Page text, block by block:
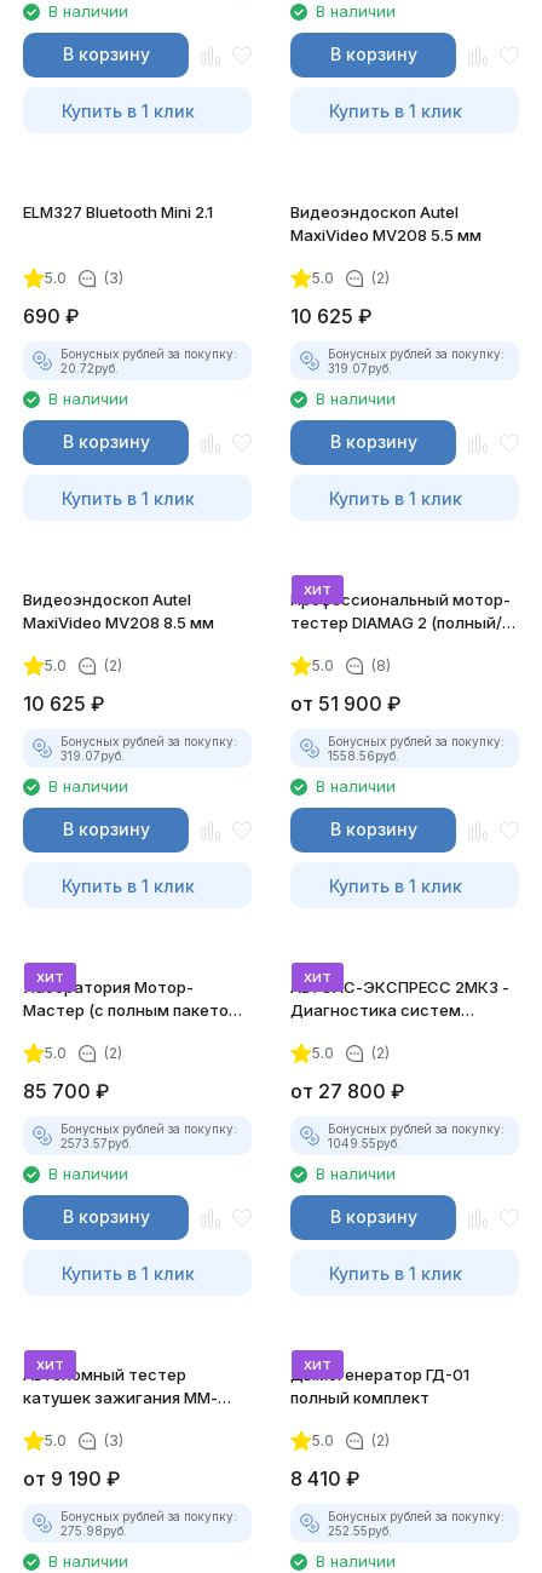
В наличии
В корзину
Купить в 1 клик
В наличии
В корзину
Купить в 1 клик
ELM327 Bluetooth Mini 2.1
5.0 (3)
690 ₽
Бонусных рублей за покупку:
20.72руб.
В наличии
В корзину
Купить в 1 клик
Видеоэндоскоп Autel
MaxiVideo MV208 5.5 мм
5.0 (2)
10 625 ₽
Бонусных рублей за покупку:
319.07руб.
В наличии
В корзину
Купить в 1 клик
Видеоэндоскоп Autel
MaxiVideo MV208 8.5 мм
5.0 (2)
10 625 ₽
Бонусных рублей за покупку:
319.07руб.
В наличии
В корзину
Купить в 1 клик
хит
Профессиональный мотор-
тестер DIAMAG 2 (полный/
5.0 (8)
от 51 900 ₽
Бонусных рублей за покупку:
1558.56руб.
В наличии
В корзину
Купить в 1 клик
хит
Лаборатория Мотор-
Мастер (с полным пакетом
5.0 (2)
85 700 ₽
Бонусных рублей за покупку:
2573.57руб.
В наличии
В корзину
Купить в 1 клик
хит
АВТОАС-ЭКСПРЕСС 2МК3 -
Диагностика систем
5.0 (2)
от 27 800 ₽
Бонусных рублей за покупку:
1049.55руб.
В наличии
В корзину
Купить в 1 клик
хит
Автономный тестер
катушек зажигания ММ-
комплект)
5.0 (3)
от 9 190 ₽
Бонусных рублей за покупку:
275.98руб.
В наличии
хит
Дымогенератор ГД-01
полный комплект
5.0 (2)
8 410 ₽
Бонусных рублей за покупку:
252.55руб.
В наличии